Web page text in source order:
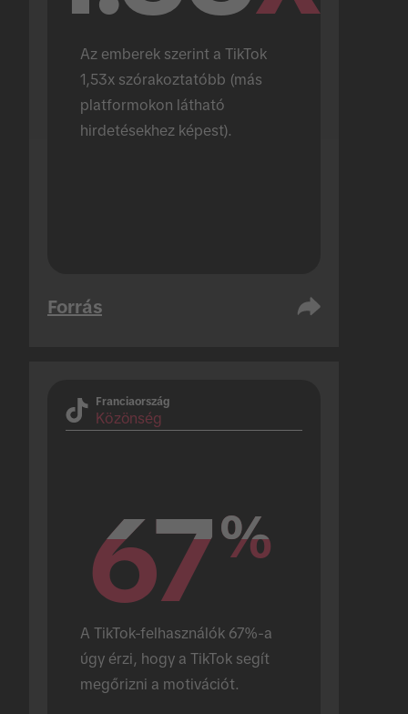
Az emberek szerint a TikTok
1,53x szórakoztatóbb (más
platformokon látható
hirdetésekhez képest).
Forrás
Franciaország
Közönség
67%
67%
A TikTok-felhasználók 67%-a
úgy érzi, hogy a TikTok segít
megőrizni a motivációt.